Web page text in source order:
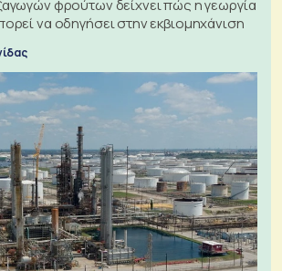
φρούτων δείχνει πώς η γεωργία
να οδηγήσει στην εκβιομηχάνιση